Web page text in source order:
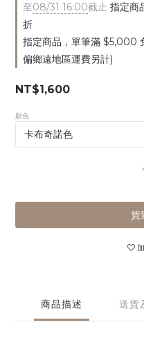
至08/31 16:00截止 指定商
折
指定商品，單筆滿 $5,000
偏鄉遠地區運費另計)
NT$1,600
顏色
貨
商品描述 送貨